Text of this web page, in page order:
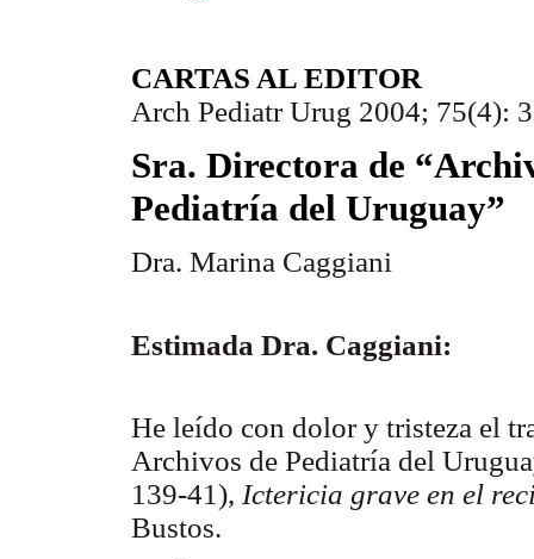
CARTAS AL EDITOR
Arch Pediatr Urug 2004; 75(4):
Sra. Directora de
Pediatría del Uruguay”
Dra. Marina Caggiani
Estimada Dra. Caggiani:
He leído con dolor y tristeza el
Archivos de Pediatría del
139-41), Ictericia grave en el
Bustos.